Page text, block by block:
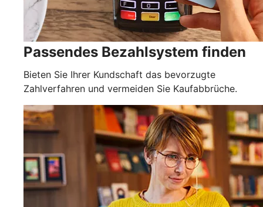
Passendes Bezahlsystem finden
Bieten Sie Ihrer Kundschaft das bevorzugte
Zahlverfahren und vermeiden Sie Kaufabbrüche.